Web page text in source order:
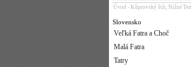
Úvod - Kôprovský štít, Nižné
Slovensko
Veľká Fatra a Choč
Malá Fatra
Tatry